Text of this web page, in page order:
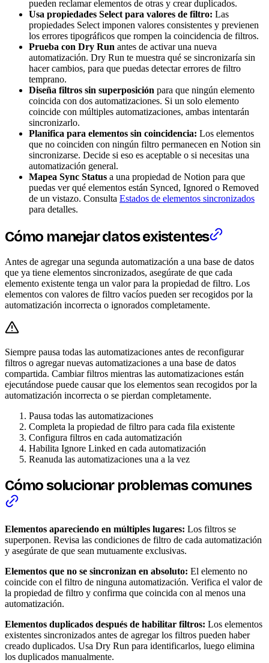
pueden reclamar elementos de otras y crear duplicados.
Usa propiedades Select para valores de filtro: Las
propiedades Select imponen valores consistentes y previenen
los errores tipográficos que rompen la coincidencia de filtros.
Prueba con Dry Run antes de activar una nueva
automatización. Dry Run te muestra qué se sincronizaría sin
hacer cambios, para que puedas detectar errores de filtro
temprano.
Diseña filtros sin superposición para que ningún elemento
coincida con dos automatizaciones. Si un solo elemento
coincide con múltiples automatizaciones, ambas intentarán
sincronizarlo.
Planifica para elementos sin coincidencia: Los elementos
que no coinciden con ningún filtro permanecen en Notion sin
sincronizarse. Decide si eso es aceptable o si necesitas una
automatización general.
Mapea Sync Status a una propiedad de Notion para que
puedas ver qué elementos están Synced, Ignored o Removed
de un vistazo. Consulta Estados de elementos sincronizados
para detalles.
Cómo manejar datos existentes
Antes de agregar una segunda automatización a una base de datos
que ya tiene elementos sincronizados, asegúrate de que cada
elemento existente tenga un valor para la propiedad de filtro. Los
elementos con valores de filtro vacíos pueden ser recogidos por la
automatización incorrecta o ignorados completamente.
Siempre pausa todas las automatizaciones antes de reconfigurar
filtros o agregar nuevas automatizaciones a una base de datos
compartida. Cambiar filtros mientras las automatizaciones están
ejecutándose puede causar que los elementos sean recogidos por la
automatización incorrecta o se pierdan completamente.
Pausa todas las automatizaciones
Completa la propiedad de filtro para cada fila existente
Configura filtros en cada automatización
Habilita Ignore Linked en cada automatización
Reanuda las automatizaciones una a la vez
Cómo solucionar problemas comunes
Elementos apareciendo en múltiples lugares: Los filtros se
superponen. Revisa las condiciones de filtro de cada automatización
y asegúrate de que sean mutuamente exclusivas.
Elementos que no se sincronizan en absoluto: El elemento no
coincide con el filtro de ninguna automatización. Verifica el valor de
la propiedad de filtro y confirma que coincida con al menos una
automatización.
Elementos duplicados después de habilitar filtros: Los elementos
existentes sincronizados antes de agregar los filtros pueden haber
creado duplicados. Usa Dry Run para identificarlos, luego elimina
los duplicados manualmente.